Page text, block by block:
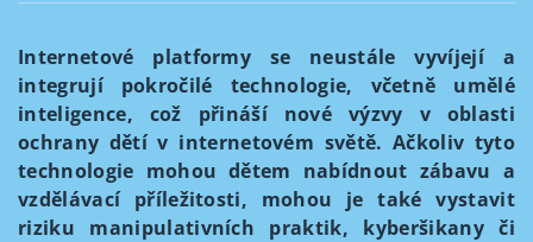
Internetové platformy se neustále vyvíjejí a
integrují pokročilé technologie, včetně umělé
inteligence, což přináší nové výzvy v oblasti
ochrany dětí v internetovém světě. Ačkoliv tyto
technologie mohou dětem nabídnout zábavu a
vzdělávací příležitosti, mohou je také vystavit
riziku manipulativních praktik, kyberšikany či